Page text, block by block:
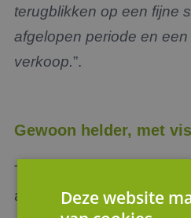
terugblikken op een fijne
afgelopen periode en
verkoop.”.
Gewoon helder, met
Toch altijd leuk om als
adviseur betrokken te zijn
Deze website